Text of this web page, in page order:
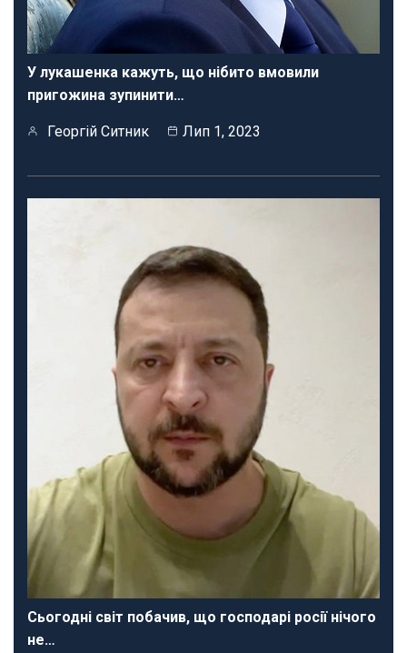
У лукашенка кажуть, що нібито вмовили
пригожина зупинити…
Георгій Ситник Лип 1, 2023
Сьогодні світ побачив, що господарі росії нічого
не…